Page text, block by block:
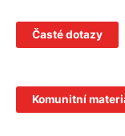
Časté dotazy
Komunitní